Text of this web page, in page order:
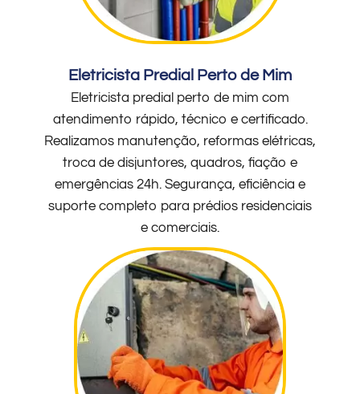
Eletricista Predial Perto de Mim
Eletricista predial perto de mim com
atendimento rápido, técnico e certificado.
Realizamos manutenção, reformas elétricas,
troca de disjuntores, quadros, fiação e
emergências 24h. Segurança, eficiência e
suporte completo para prédios residenciais
e comerciais.